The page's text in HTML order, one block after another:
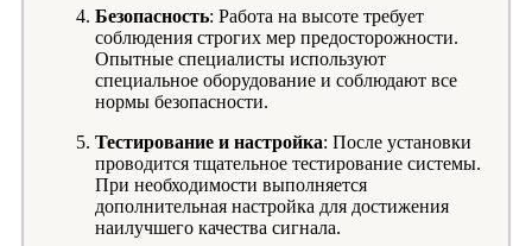
Безопасность: Работа на высоте требует
соблюдения строгих мер предосторожности.
Опытные специалисты используют
специальное оборудование и соблюдают все
нормы безопасности.
Тестирование и настройка: После установки
проводится тщательное тестирование системы.
При необходимости выполняется
дополнительная настройка для достижения
наилучшего качества сигнала.